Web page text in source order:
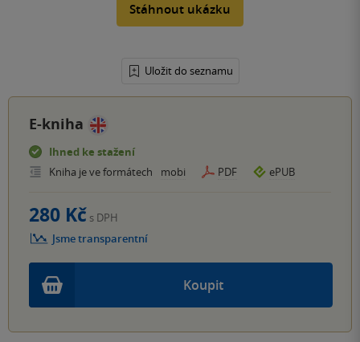
Stáhnout ukázku
Uložit do seznamu
E-kniha
Ihned ke stažení
Kniha je ve formátech
mobi PDF ePUB
Koupit
280 Kč s DPH
Jsme transparentní